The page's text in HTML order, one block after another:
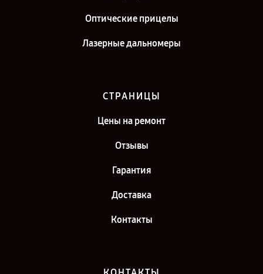
Оптические прицелы
Лазерные дальномеры
СТРАНИЦЫ
Цены на ремонт
Отзывы
Гарантия
Доставка
Контакты